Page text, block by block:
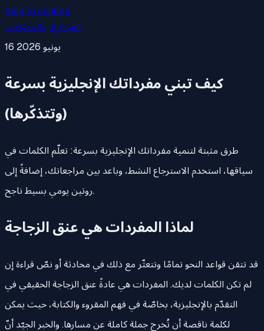
Skip to content
←العودة إلى المدوّنة
16 يونيو 2026
كيف تبني مفرداتك الإنجليزية بسرعة
(وتتذكّرها)
طرق مثبتة لتنمية مفرداتك الإنجليزية بسرعة: تعلّم الكلمات في
سياقها، استخدم الاسترجاع النشط، وباعد بين مراجعاتك، إضافةً إلى
روتين يومي بسيط ناجح.
لماذا المفردات هي عنق الزجاجة
قد تتقن قواعد النحو تمامًا وتتعثّر مع ذلك في محادثة أو نصّ قراءة إن
لم تكن الكلمات لديك. المفردات هي عادةً عنق الزجاجة الحقيقي في
التقدّم بالإنجليزية، بخاصّة في فهم المقروء والكتابة، حيث يمكن
لكلمة ناقصة أن تُخرج جملة كاملة عن مسارها. والخبر الجيّد أنّ